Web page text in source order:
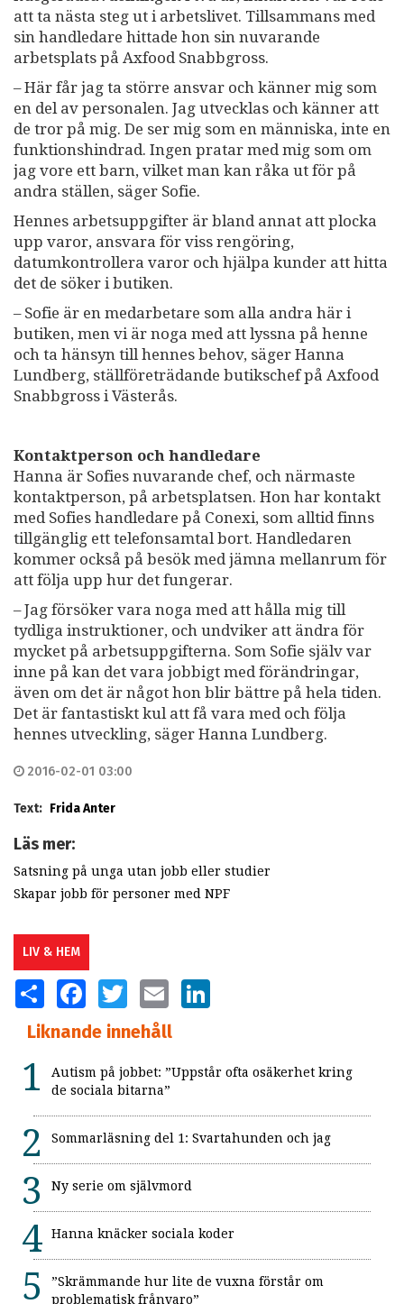
att ta nästa steg ut i arbetslivet. Tillsammans med
sin handledare hittade hon sin nuvarande
arbetsplats på Axfood Snabbgross.
– Här får jag ta större ansvar och känner mig som
en del av personalen. Jag utvecklas och känner att
de tror på mig. De ser mig som en människa, inte en
funktionshindrad. Ingen pratar med mig som om
jag vore ett barn, vilket man kan råka ut för på
andra ställen, säger Sofie.
Hennes arbetsuppgifter är bland annat att plocka
upp varor, ansvara för viss rengöring,
datumkontrollera varor och hjälpa kunder att hitta
det de söker i butiken.
– Sofie är en medarbetare som alla andra här i
butiken, men vi är noga med att lyssna på henne
och ta hänsyn till hennes behov, säger Hanna
Lundberg, ställföreträdande butikschef på Axfood
Snabbgross i Västerås.
Kontaktperson och handledare
Hanna är Sofies nuvarande chef, och närmaste
kontaktperson, på arbetsplatsen. Hon har kontakt
med Sofies handledare på Conexi, som alltid finns
tillgänglig ett telefonsamtal bort. Handledaren
kommer också på besök med jämna mellanrum för
att följa upp hur det fungerar.
– Jag försöker vara noga med att hålla mig till
tydliga instruktioner, och undviker att ändra för
mycket på arbetsuppgifterna. Som Sofie själv var
inne på kan det vara jobbigt med förändringar,
även om det är något hon blir bättre på hela tiden.
Det är fantastiskt kul att få vara med och följa
hennes utveckling, säger Hanna Lundberg.
2016-02-01 03:00
Text: Frida Anter
Läs mer:
Satsning på unga utan jobb eller studier
Skapar jobb för personer med NPF
LIV & HEM
SHARE FACEBOOKTWITTER EMAIL
Liknande innehåll
Autism på jobbet: ”Uppstår ofta osäkerhet kring
de sociala bitarna”
Sommarläsning del 1: Svartahunden och jag
Ny serie om självmord
Hanna knäcker sociala koder
”Skrämmande hur lite de vuxna förstår om
problematisk frånvaro”